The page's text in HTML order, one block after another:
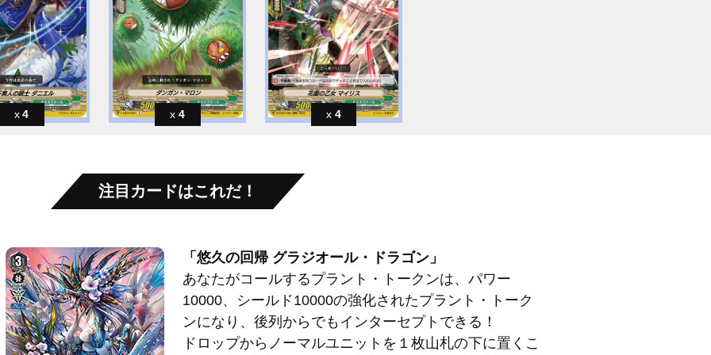
4 4 4
注目カードはこれだ！
「悠久の回帰 グラジオール・ドラゴン」
あなたがコールするプラント・トークンは、パワー
10000、シールド10000の強化されたプラント・トーク
ンになり、後列からでもインターセプトできる！
ドロップからノーマルユニットを１枚山札の下に置くこ